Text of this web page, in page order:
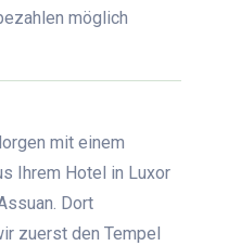
möglich
mit einem
Ihrem Hotel in Luxor
Dort
zuerst den Tempel